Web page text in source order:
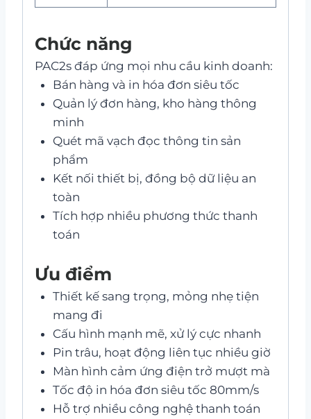
Chức năng
PAC2s đáp ứng mọi nhu cầu kinh doanh:
Bán hàng và in hóa đơn siêu tốc
Quản lý đơn hàng, kho hàng thông
minh
Quét mã vạch đọc thông tin sản
phẩm
Kết nối thiết bị, đồng bộ dữ liệu an
toàn
Tích hợp nhiều phương thức thanh
toán
Ưu điểm
Thiết kế sang trọng, mỏng nhẹ tiện
mang đi
Cấu hình mạnh mẽ, xử lý cực nhanh
Pin trâu, hoạt động liên tục nhiều giờ
Màn hình cảm ứng điện trở mượt mà
Tốc độ in hóa đơn siêu tốc 80mm/s
Hỗ trợ nhiều công nghệ thanh toán